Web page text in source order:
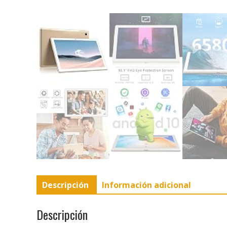
Descripción Información adicional
Descripción